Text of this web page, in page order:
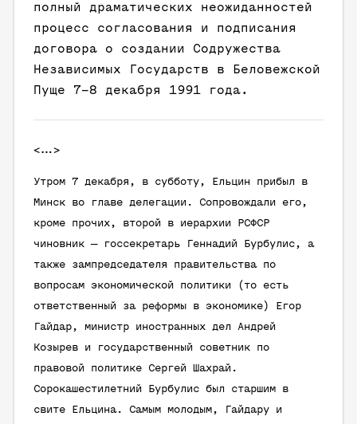
полный драматических неожиданностей
процесс согласования и подписания
договора о создании Содружества
Независимых Государств в Беловежской
Пуще 7–8 декабря 1991 года.
<…>
Утром 7 декабря, в субботу, Ельцин прибыл в
Минск во главе делегации. Сопровождали его,
кроме прочих, второй в иерархии РСФСР
чиновник — госсекретарь Геннадий Бурбулис, а
также зампредседателя правительства по
вопросам экономической политики (то есть
ответственный за реформы в экономике) Егор
Гайдар, министр иностранных дел Андрей
Козырев и государственный советник по
правовой политике Сергей Шахрай.
Сорокашестилетний Бурбулис был старшим в
свите Ельцина. Самым молодым, Гайдару и